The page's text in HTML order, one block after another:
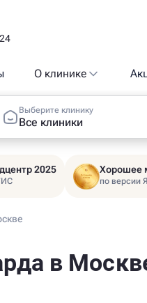
О клинике
Выберите клинику
Все клиники
2025 Хорошее
по версии
в